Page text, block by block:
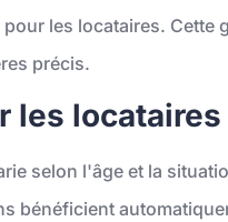
les locataires. Cette
précis.
les locataires
selon l'âge et la
bénéficient